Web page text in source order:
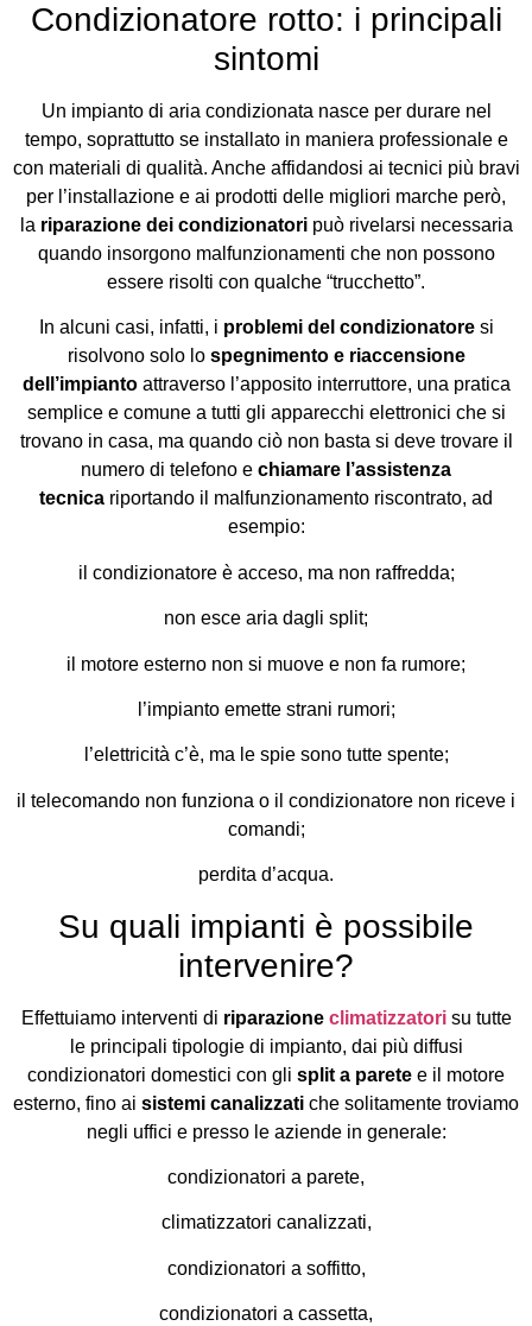
Condizionatore rotto: i principali
sintomi
Un impianto di aria condizionata nasce per durare nel
tempo, soprattutto se installato in maniera professionale e
con materiali di qualità. Anche affidandosi ai tecnici più bravi
per l’installazione e ai prodotti delle migliori marche però,
la riparazione dei condizionatoripuò rivelarsi necessaria
quando insorgono malfunzionamenti che non possono
essere risolti con qualche “trucchetto”.
In alcuni casi, infatti, i problemi del condizionatoresi
risolvono solo lo spegnimento e riaccensione
dell’impiantoattraverso l’apposito interruttore, una pratica
semplice e comune a tutti gli apparecchi elettronici che si
trovano in casa, ma quando ciò non basta si deve trovare il
numero di telefono e chiamare l’assistenza
tecnica riportando il malfunzionamento riscontrato, ad
esempio:
il condizionatore è acceso, ma non raffredda;
non esce aria dagli split;
il motore esterno non si muove e non fa rumore;
l’impianto emette strani rumori;
l’elettricità c’è, ma le spie sono tutte spente;
il telecomando non funziona o il condizionatore non riceve i
comandi;
perdita d’acqua.
Su quali impianti è possibile
intervenire?
Effettuiamo interventi di riparazione climatizzatorisu tutte
le principali tipologie di impianto, dai più diffusi
condizionatori domestici con gli split a parete e il motore
esterno, fino ai sistemi canalizzati che solitamente troviamo
negli uffici e presso le aziende in generale:
condizionatori a parete,
climatizzatori canalizzati,
condizionatori a soffitto,
condizionatori a cassetta,